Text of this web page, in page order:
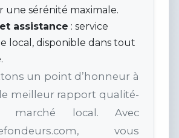
une sérénité maximale.
assistance : service
local, disponible dans tout
un point d’honneur à
meilleur rapport qualité-
local. Avec
vous